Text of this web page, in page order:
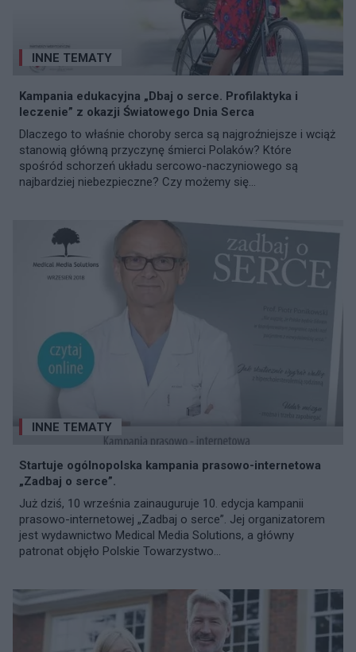
INNE TEMATY
Kampania edukacyjna „Dbaj o serce. Profilaktyka i
leczenie” z okazji Światowego Dnia Serca
Dlaczego to właśnie choroby serca są najgroźniejsze i wciąż
stanowią główną przyczynę śmierci Polaków? Które
spośród schorzeń układu sercowo-naczyniowego są
najbardziej niebezpieczne? Czy możemy się...
INNE TEMATY
Startuje ogólnopolska kampania prasowo-internetowa
„Zadbaj o serce”.
Już dziś, 10 września zainauguruje 10. edycja kampanii
prasowo-internetowej „Zadbaj o serce”. Jej organizatorem
jest wydawnictwo Medical Media Solutions, a główny
patronat objęło Polskie Towarzystwo...